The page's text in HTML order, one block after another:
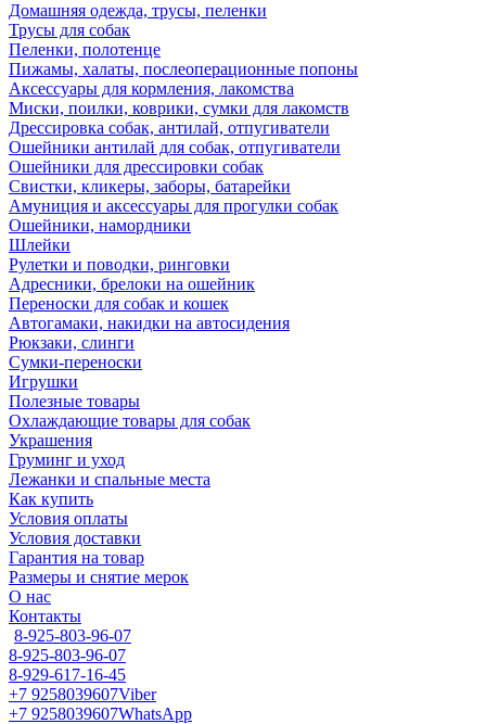
Домашняя одежда, трусы, пеленки
Трусы для собак
Пеленки, полотенце
Пижамы, халаты, послеоперационные попоны
Аксессуары для кормления, лакомства
Миски, поилки, коврики, сумки для лакомств
Дрессировка собак, антилай, отпугиватели
Ошейники антилай для собак, отпугиватели
Ошейники для дрессировки собак
Свистки, кликеры, заборы, батарейки
Амуниция и аксессуары для прогулки собак
Ошейники, намордники
Шлейки
Рулетки и поводки, ринговки
Адресники, брелоки на ошейник
Переноски для собак и кошек
Автогамаки, накидки на автосидения
Рюкзаки, слинги
Сумки-переноски
Игрушки
Полезные товары
Охлаждающие товары для собак
Украшения
Груминг и уход
Лежанки и спальные места
Как купить
Условия оплаты
Условия доставки
Гарантия на товар
Размеры и снятие мерок
О нас
Контакты
8-925-803-96-07
8-925-803-96-07
8-929-617-16-45
+7 9258039607Viber
+7 9258039607WhatsApp